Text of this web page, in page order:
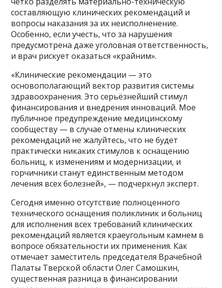
составляющую клинических рекомендаций и
вопросы наказания за их неисполненение.
Особенно, если учесть, что за нарушения
предусмотрена даже уголовная ответственность,
и врач рискует оказаться «крайним».
«Клинические рекомендации — это
основополагающий вектор развития системы
здравоохранения. Это серьёзнейший стимул
финансирования и внедрения инноваций. Мое
публичное предупреждение медицинскому
сообществу — в случае отмены клинических
рекомендаций не жалуйтесь, что не будет
практически никаких стимулов к оснащению
больниц, к изменениям и модернизации, и
горчичники станут единственным методом
лечения всех болезней», — подчеркнул эксперт.
Сегодня именно отсутствие полноценного
технического оснащения поликлиник и больниц
для исполнения всех требований клинических
рекомендаций является краеугольным камнем в
вопросе обязательности их применения. Как
отмечает заместитель председателя Врачебной
Палаты Тверской области Олег Самошкин,
существенная разница в финансировании